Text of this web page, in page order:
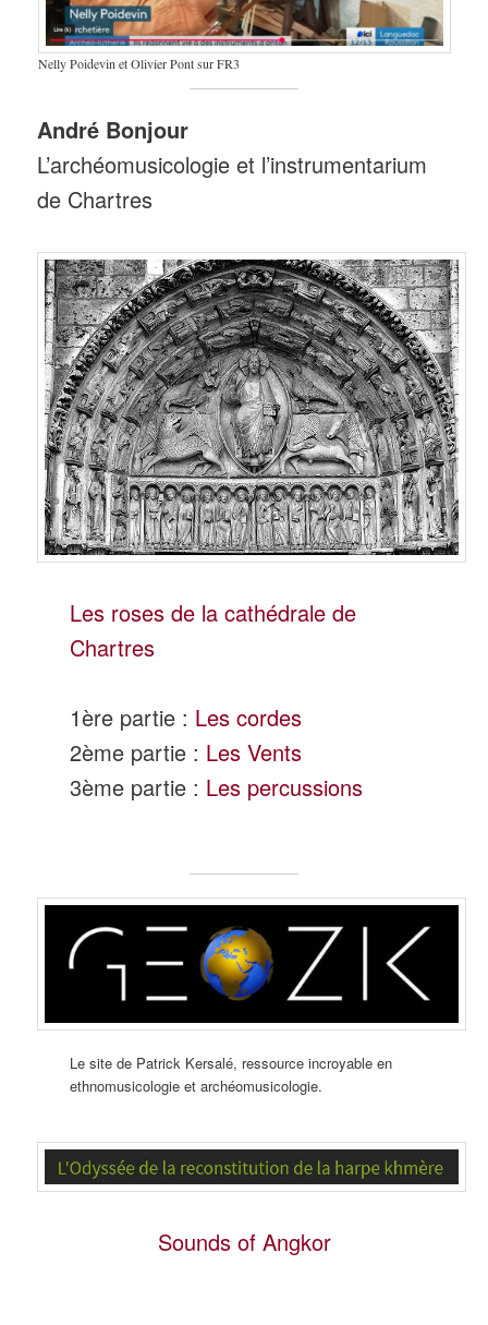
Nelly Poidevin et Olivier Pont sur FR3
André Bonjour
L’archéomusicologie et l’instrumentarium
de Chartres
Les roses de la cathédrale de
Chartres
1ère partie : Les cordes
2ème partie : Les Vents
3ème partie : Les percussions
Le site de Patrick Kersalé, ressource incroyable en
ethnomusicologie et archéomusicologie.
Sounds of Angkor